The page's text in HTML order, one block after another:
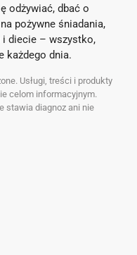
odżywiać, dbać o
pożywne śniadania,
i diecie – wszystko,
każdego dnia.
Usługi, treści i produkty
celom informacyjnym.
stawia diagnoz ani nie